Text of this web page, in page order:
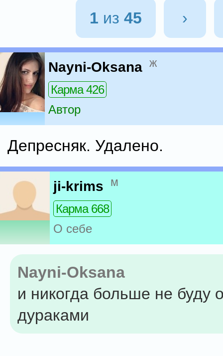
1 из 45 ›
Nayni-Oksana ж
Карма 426
Автор
Депресняк. Удалено.
ji-krims м
Карма 668
О себе
Nayni-Oksana
и никогда больше не буду
дураками